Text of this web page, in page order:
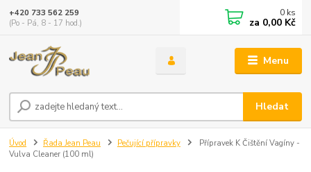
Menu
Hledat
+420 733 562 259
(Po - Pá, 8 - 17 hod.)
0 ks
za 0,00 Kč
Úvod Řada Jean Peau Pečující přípravky
Přípravek K Čištění Vagíny -
Vulva Cleaner (100 ml)